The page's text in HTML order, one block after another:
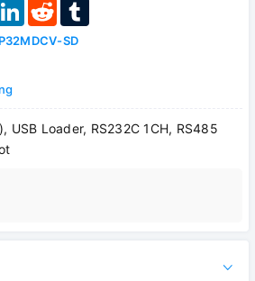
LinkedInReddit
SD
USB Loader, RS232C 1CH, RS485